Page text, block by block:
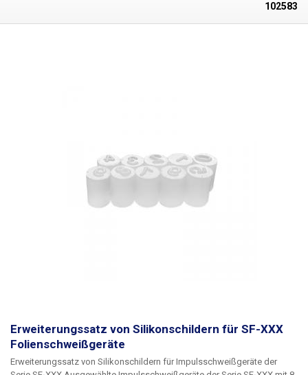
102583
Erweiterungssatz von Silikonschildern für SF-XXX
Folienschweißgeräte
Erweiterungssatz von Silikonschildern für Impulsschweißgeräte der